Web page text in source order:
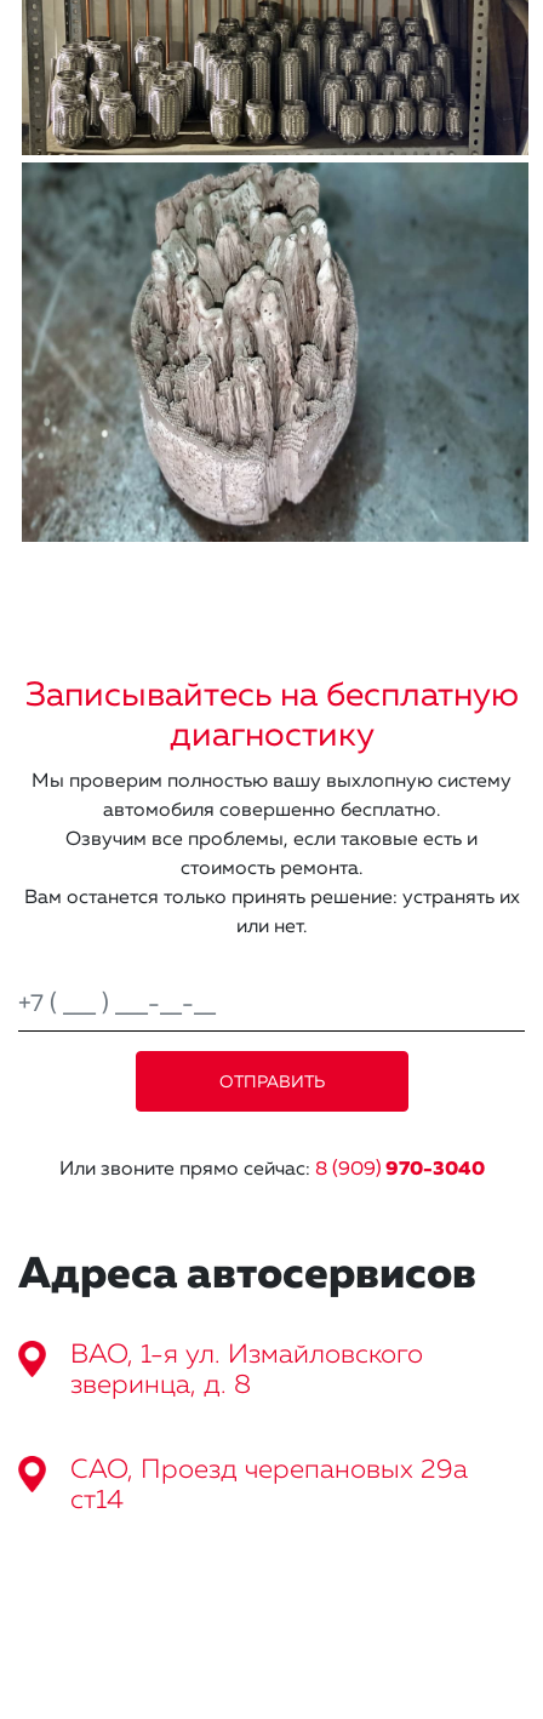
Записывайтесь на бесплатную
диагностику
Мы проверим полностью вашу выхлопную систему
автомобиля совершенно бесплатно.
Озвучим все проблемы, если таковые есть и
стоимость ремонта.
Вам останется только принять решение: устранять их
или нет.
Или звоните прямо сейчас: 8 (909) 970-3040
Адреса автосервисов
ВАО, 1-я ул. Измайловского
зверинца, д. 8
САО, Проезд черепановых 29а
ст14